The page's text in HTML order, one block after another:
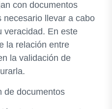
con documentos
necesario llevar a cabo
veracidad. En este
la relación entre
la validación de
de documentos